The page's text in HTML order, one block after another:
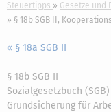
Steuertipps Gesetze und
§ 18b SGB II,
« § 18a SGB II
§ 18b SGB II
Sozialgesetzbuch
Grundsicherung für